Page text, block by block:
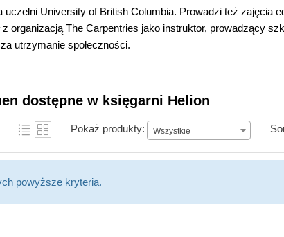
uczelni University of British Columbia. Prowadzi też zajęcia
z organizacją The Carpentries jako instruktor, prowadzący
utrzymanie społeczności.
dostępne w księgarni Helion
Pokaż produkty: Wszystkie
powyższe kryteria.